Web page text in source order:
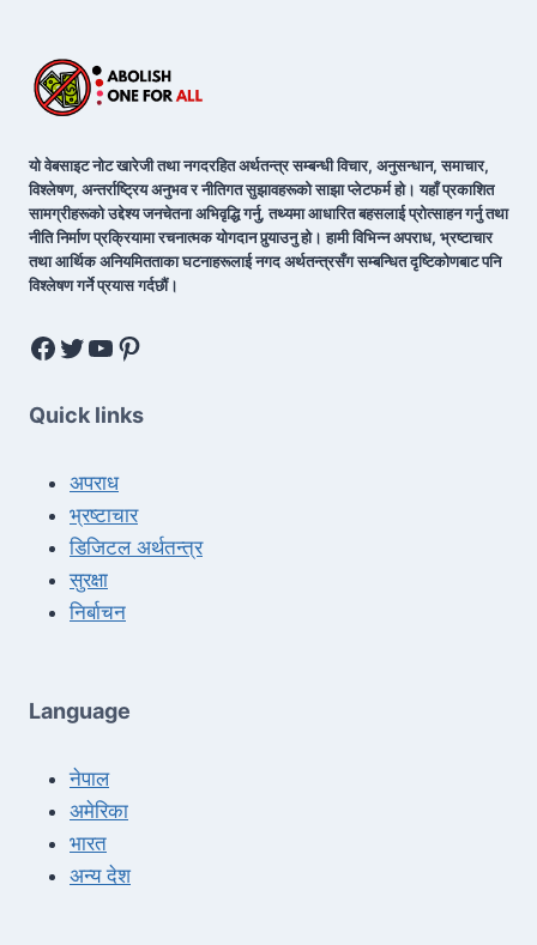
यो वेबसाइट नोट खारेजी तथा नगदरहित अर्थतन्त्र सम्बन्धी विचार, अनुसन्धान, समाचार,
विश्लेषण, अन्तर्राष्ट्रिय अनुभव र नीतिगत सुझावहरूको साझा प्लेटफर्म हो। यहाँ प्रकाशित
सामग्रीहरूको उद्देश्य जनचेतना अभिवृद्धि गर्नु, तथ्यमा आधारित बहसलाई प्रोत्साहन गर्नु तथा
नीति निर्माण प्रक्रियामा रचनात्मक योगदान पुर्‍याउनु हो। हामी विभिन्न अपराध, भ्रष्टाचार
तथा आर्थिक अनियमितताका घटनाहरूलाई नगद अर्थतन्त्रसँग सम्बन्धित दृष्टिकोणबाट पनि
विश्लेषण गर्ने प्रयास गर्दछौं।
Quick links
अपराध
भ्रष्टाचार
डिजिटल अर्थतन्त्र
सुरक्षा
निर्बाचन
Language
नेपाल
अमेरिका
भारत
अन्य देश